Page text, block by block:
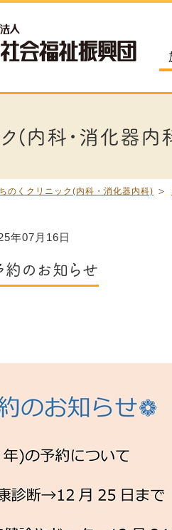
ク(内科・消化器内
のくクリニック(内科・消化器内科)
年07月16日
のお知らせ